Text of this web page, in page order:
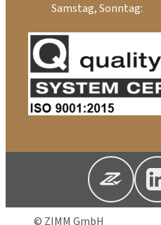
Samstag, Sonntag:
© ZIMM GmbH